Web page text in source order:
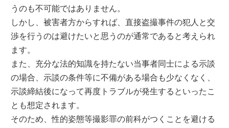
うのも不可能ではありません。
しかし、被害者方からすれば、直接盗撮事件の犯人と交
渉を行うのは避けたいと思うのが通常であると考えられ
ます。
また、充分な法的知識を持たない当事者同士による示談
の場合、示談の条件等に不備がある場合も少なくなく、
示談締結後になって再度トラブルが発生するといったこ
とも想定されます。
そのため、性的姿態等撮影罪の前科がつくことを避ける